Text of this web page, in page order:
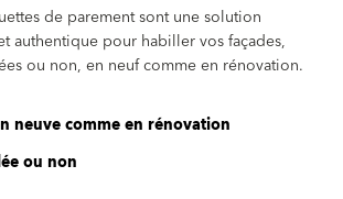
de parement sont une solution
authentique pour habiller vos façades,
ou non, en neuf comme en rénovation.
neuve comme en rénovation
ou non